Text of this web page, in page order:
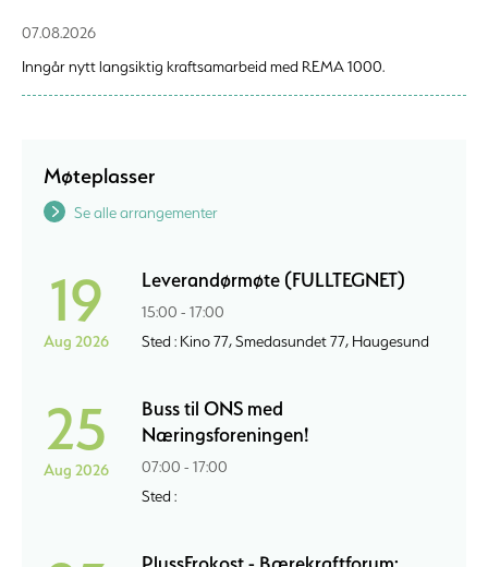
07.08.2026
Inngår nytt langsiktig kraftsamarbeid med REMA 1000.
Møteplasser
Se alle arrangementer
19
Aug 2026
Leverandørmøte (FULLTEGNET)
15:00 - 17:00
Sted : Kino 77, Smedasundet 77, Haugesund
25
Aug 2026
Buss til ONS med
Næringsforeningen!
07:00 - 17:00
Sted :